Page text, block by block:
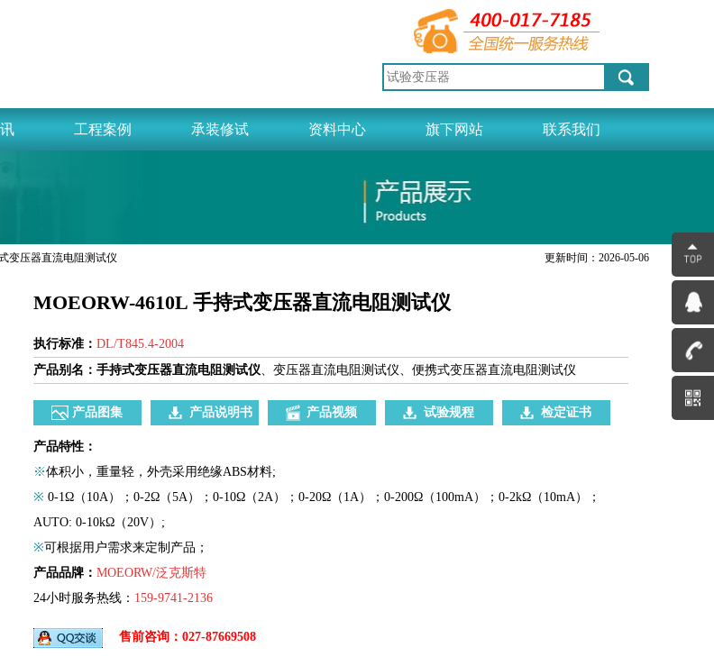
工程案例 承装修试 资料中心 旗下网站 联系我们
变压器直流电阻测试仪 更新时间：2026-05-06
MOEORW-4610L 手持式变压器直流电阻测试仪
执行标准： DL/T845.4-2004
产品别名： 手持式变压器直流电阻测试仪、 变压器直流电阻测试仪、便携式变压器直流电阻测试仪
产品图集 产品说明书 产品视频 试验规程 检定证书
产品特性：
※体积小，重量轻，外壳采用绝缘ABS材料;
※ 0-1Ω（10A）；0-2Ω（5A）；0-10Ω（2A）；0-20Ω（1A）；0-200Ω（100mA）；0-2kΩ（10mA）；
AUTO: 0-10kΩ（20V）;
※可根据用户需求来定制产品；
产品品牌： MOEORW/泛克斯特
24小时服务热线： 159-9741-2136
售前咨询：027-87669508